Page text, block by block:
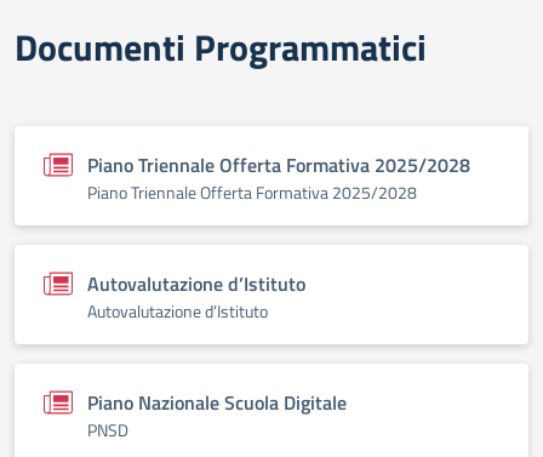
Documenti Programmatici
Piano Triennale Offerta Formativa 2025/2028
Piano Triennale Offerta Formativa 2025/2028
Autovalutazione d’Istituto
Autovalutazione d’Istituto
Piano Nazionale Scuola Digitale
PNSD